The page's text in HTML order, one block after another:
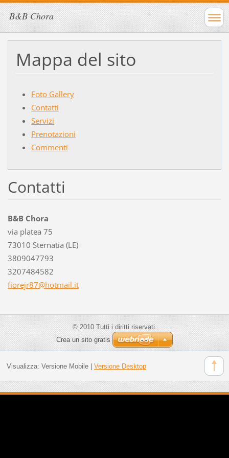
B&B Chora
Mappa del sito
Foto Gallery
Contatti
Servizi
Prenotazioni
Commenti
Contatti
B&B Chora
via platea 75
73010 Sternatia (LE)
3809047793
3207484582
fiorejr87@hotmail.it
© 2010 Tutti i diritti riservati.
Crea un sito gratis
Visualizza: Versione Mobile| Versione Desktop